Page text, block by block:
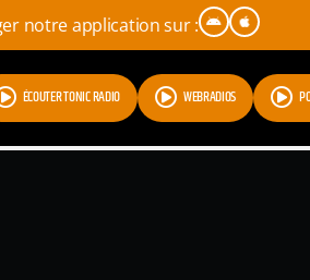
notre application sur :
ÉCOUTER TONIC RADIO WEBRADIOS